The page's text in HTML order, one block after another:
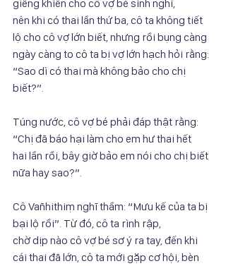
giềng khiến cho cô vợ bé sinh nghi,
nên khi có thai lần thứ ba, cô ta không tiết
lộ cho cô vợ lớn biết, nhưng rồi bụng càng
ngày càng to cô ta bị vợ lớn hạch hỏi rằng:
“Sao dì có thai mà không bảo cho chị
biết?”.
Túng nước, cô vợ bé phải đáp thật rằng:
“Chị đã báo hại làm cho em hư thai hết
hai lần rồi, bây giờ bảo em nói cho chị biết
nữa hay sao?”.
Cô Vañhithiṃ nghĩ thầm: “Mưu kế của ta bị
bại lộ rồi”. Từ đó, cô ta rình rập,
chờ dịp nào cô vợ bé sơ ý ra tay, đến khi
cái thai đã lớn, cô ta mới gặp cơ hội, bèn